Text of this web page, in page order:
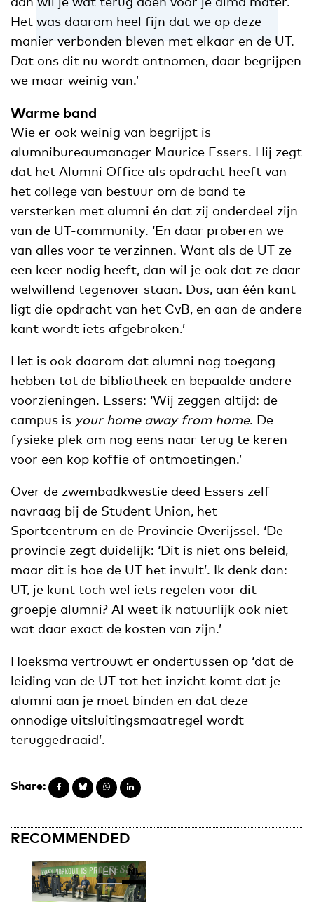
Het was daarom heel fijn dat we op deze
manier verbonden bleven met elkaar en de UT.
Dat ons dit nu wordt ontnomen, daar begrijpen
we maar weinig van.’
Warme band
Wie er ook weinig van begrijpt is
alumnibureaumanager Maurice Essers. Hij zegt
dat het Alumni Office als opdracht heeft van
het college van bestuur om de band te
versterken met alumni én dat zij onderdeel zijn
van de UT-community. ‘En daar proberen we
van alles voor te verzinnen. Want als de UT ze
een keer nodig heeft, dan wil je ook dat ze daar
welwillend tegenover staan. Dus, aan één kant
ligt die opdracht van het CvB, en aan de andere
kant wordt iets afgebroken.’
Het is ook daarom dat alumni nog toegang
hebben tot de bibliotheek en bepaalde andere
voorzieningen. Essers: ‘Wij zeggen altijd: de
campus is your home away from home. De
fysieke plek om nog eens naar terug te keren
voor een kop koffie of ontmoetingen.’
Over de zwembadkwestie deed Essers zelf
navraag bij de Student Union, het
Sportcentrum en de Provincie Overijssel. ‘De
provincie zegt duidelijk: ‘Dit is niet ons beleid,
maar dit is hoe de UT het invult’. Ik denk dan:
UT, je kunt toch wel iets regelen voor dit
groepje alumni? Al weet ik natuurlijk ook niet
wat daar exact de kosten van zijn.’
Hoeksma vertrouwt er ondertussen op ‘dat de
leiding van de UT tot het inzicht komt dat je
alumni aan je moet binden en dat deze
onnodige uitsluitingsmaatregel wordt
teruggedraaid’.
Share:
RECOMMENDED
EN NL